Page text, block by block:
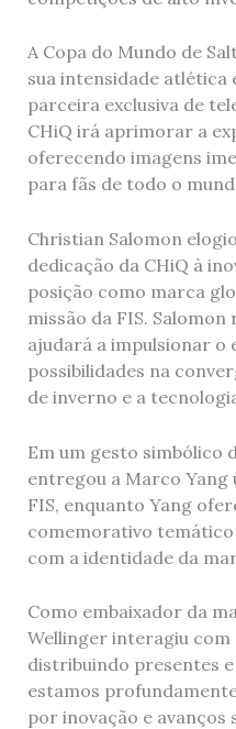
A Copa do Mundo de
sua intensidade atlética
parceira exclusiva de
CHiQ irá aprimorar a
oferecendo imagens
para fãs de todo o
Christian Salomon
dedicação da CHiQ à
posição como marca
missão da FIS. Salomon
ajudará a impulsionar o
possibilidades na
de inverno e a
Em um gesto simbólico
entregou a Marco
FIS, enquanto Yang
comemorativo temático
com a identidade da
Como embaixador da
Wellinger interagiu
distribuindo presentes e
estamos
por inovação e